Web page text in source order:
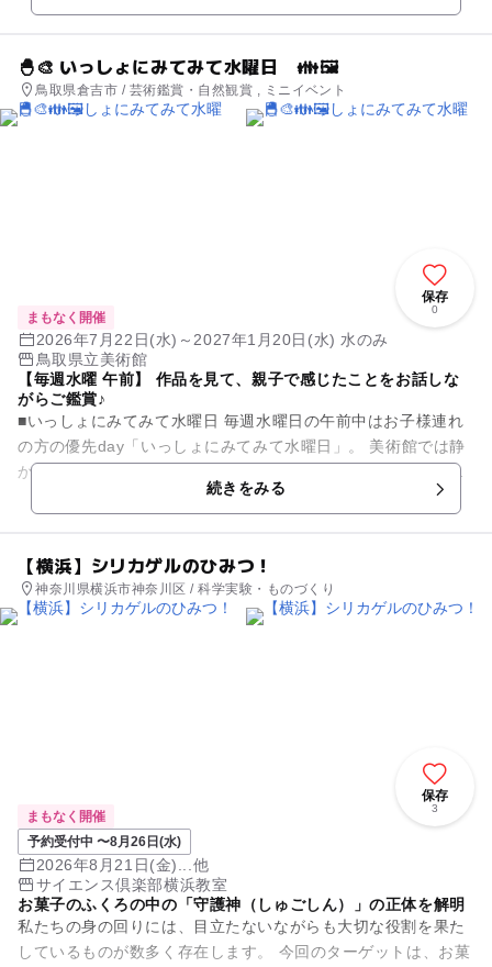
🐣🎨 いっしょにみてみて水曜日 👪🖼️
鳥取県倉吉市 / 芸術鑑賞・自然観賞 , ミニイベント
保存
0
まもなく開催
2026年7月22日(水)～2027年1月20日(水) 水のみ
鳥取県立美術館
【毎週水曜 午前】 作品を見て、親子で感じたことをお話しな
がらご鑑賞♪
■いっしょにみてみて水曜日 毎週水曜日の午前中はお子様連れ
の方の優先day「いっしょにみてみて水曜日」。 美術館では静
かにしなければと、なかなか美術館に足を踏み入れられていな
続きをみる
【横浜】シリカゲルのひみつ！
神奈川県横浜市神奈川区 / 科学実験・ものづくり
保存
3
まもなく開催
予約受付中 〜8月26日(水)
2026年8月21日(金)...他
サイエンス倶楽部横浜教室
お菓子のふくろの中の「守護神（しゅごしん）」の正体を解明
私たちの身の回りには、目立たないながらも大切な役割を果た
しているものが数多く存在します。 今回のターゲットは、お菓